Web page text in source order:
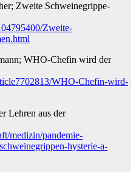
Zweite Schweinegrippe-
Zweite-
WHO-Chefin wird der
WHO-Chefin-wird-
Lehren aus der
medizin/pandemie-
hysterie-a-